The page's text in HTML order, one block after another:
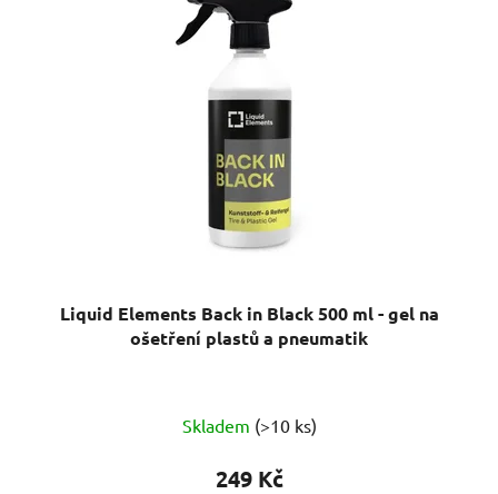
Liquid Elements Back in Black 500 ml - gel na
ošetření plastů a pneumatik
Skladem (>10 ks)
249 Kč